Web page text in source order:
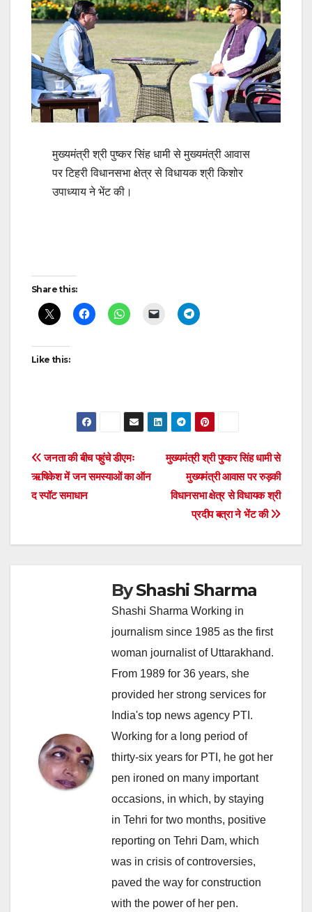
मुख्यमंत्री श्री पुष्कर सिंह धामी से मुख्यमंत्री आवास
पर टिहरी विधानसभा क्षेत्र से विधायक श्री किशोर
उपाध्याय ने भेंट की।
Post
navigation
Share this:
Like this:
Post
navigation
मुख्यमंत्री श्री पुष्कर सिंह धामी से
मुख्यमंत्री आवास पर रुड़की
विधानसभा क्षेत्र से विधायक श्री
प्रदीप बत्रा ने भेंट की
जनता की बीच पहुंचे डीएमः
ऋषिकेश में जन समस्याओं का ऑन
द स्पॉट समाधान
ByShashi Sharma
Shashi Sharma Working in
journalism since 1985 as the first
woman journalist of Uttarakhand.
From 1989 for 36 years, she
provided her strong services for
India's top news agency PTI.
Working for a long period of
thirty-six years for PTI, he got her
pen ironed on many important
occasions, in which, by staying
in Tehri for two months, positive
reporting on Tehri Dam, which
was in crisis of controversies,
paved the way for construction
with the power of her pen.